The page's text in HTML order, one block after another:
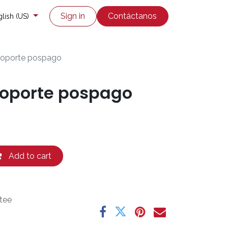
Enviar un ticket
(US) Sign in Contáctanos
pospago
pospago
Add to cart